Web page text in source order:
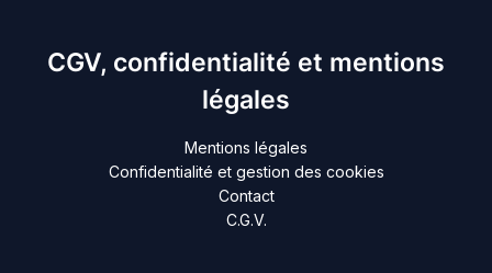
CGV, confidentialité et mentions
légales
Mentions légales
Confidentialité et gestion des cookies
Contact
C.G.V.